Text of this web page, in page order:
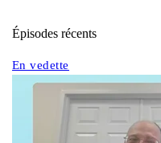
Épisodes récents
En vedette